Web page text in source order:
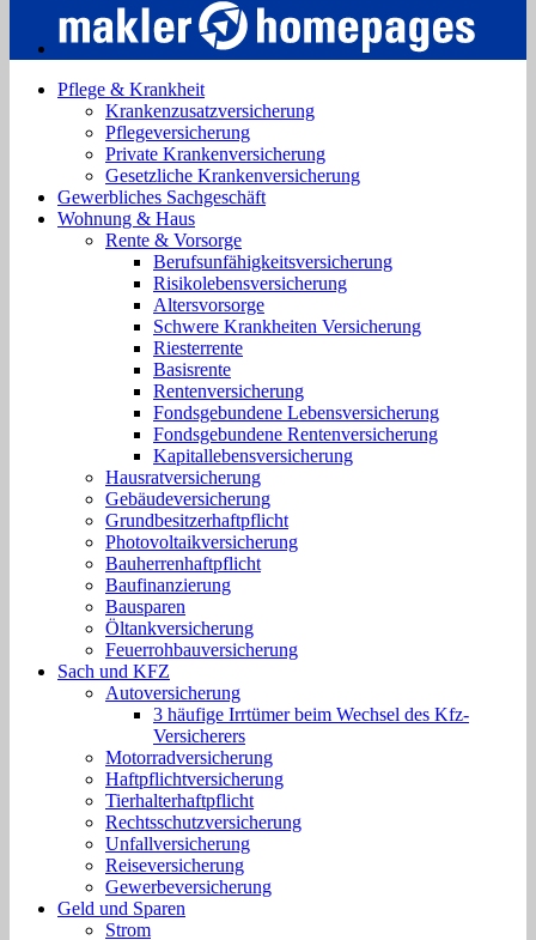
Pflege & Krankheit
Krankenzusatzversicherung
Pflegeversicherung
Private Krankenversicherung
Gesetzliche Krankenversicherung
Gewerbliches Sachgeschäft
Wohnung & Haus
Rente & Vorsorge
Berufs­unfähigkeitsversicherung
Risikolebensversicherung
Altersvorsorge
Schwere Krankheiten Versicherung
Riesterrente
Basisrente
Rentenversicherung
Fondsgebundene Lebensversicherung
Fondsgebundene Rentenversicherung
Kapitallebensversicherung
Hausratversicherung
Gebäudeversicherung
Grundbesitzerhaftpflicht
Photovoltaikversicherung
Bauherrenhaftpflicht
Baufinanzierung
Bausparen
Öltankversicherung
Feuerrohbauversicherung
Sach und KFZ
Autoversicherung
3 häufige Irrtümer beim Wechsel des Kfz-
Versicherers
Motorradversicherung
Haftpflichtversicherung
Tierhalterhaftpflicht
Rechtsschutzversicherung
Unfallversicherung
Reiseversicherung
Gewerbeversicherung
Geld und Sparen
Strom